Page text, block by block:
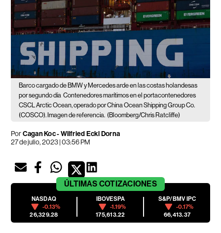
Barco cargado de BMW y Mercedes arde en las costas holandesas
por segundo día Contenedores marítimos en el portacontenedores
CSCL Arctic Ocean, operado por China Ocean Shipping Group Co.
(COSCO). Imagen de referencia. (Bloomberg/Chris Ratcliffe)
PorCagan Koc - Wilfried Eckl Dorna
27 de julio, 2023 | 03:56 PM
ÚLTIMAS COTIZACIONES
NASDAQ
-0.13%
26,329.28
IBOVESPA
-1.19%
175,613.22
S&P/BMV IPC
-0.17%
66,413.37